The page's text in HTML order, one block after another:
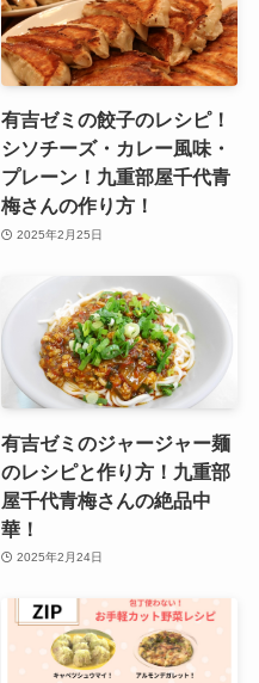
有吉ゼミの餃子のレシピ！
シソチーズ・カレー風味・
プレーン！九重部屋千代青
梅さんの作り方！
2025年2月25日
有吉ゼミのジャージャー麺
のレシピと作り方！九重部
屋千代青梅さんの絶品中
華！
2025年2月24日